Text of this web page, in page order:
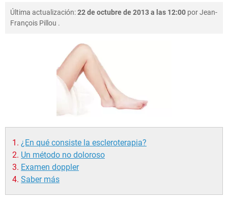
NUTRICIÓN
Última actualización:22 de octubre de 2013 a las 12:00 porJean-
François Pillou .
¿En qué consiste la escleroterapia?
Un método no doloroso
Examen doppler
Saber más